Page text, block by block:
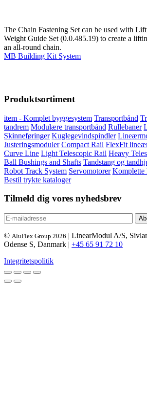
The Chain Fastening Set can be used with
Weight Guide Set (0.0.485.19) to create a
an all-round chain.
MB Building Kit System
Produktsortiment
item - Komplet byggesystem Transportbånd
tandrem Modulære transportbånd Rullebaner
Skinneføringer Kuglegevindspindler
Justeringsmoduler Compact Rail FlexFit
Curve Line Light Telescopic Rail Heavy
Ball Bushings and Shafts Tandstang og
Robot Track System Servomotorer Komplette
Bestil trykte kataloger
Tilmeld dig vores nyhedsbrev
© AluFlex Group 2026 | LinearModul A/S,
Odense S, Danmark | +45 65 91 72 10
Integritetspolitik